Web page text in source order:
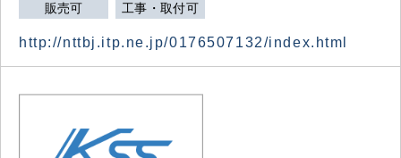
販売可 工事・取付可
http://nttbj.itp.ne.jp/0176507132/index.html